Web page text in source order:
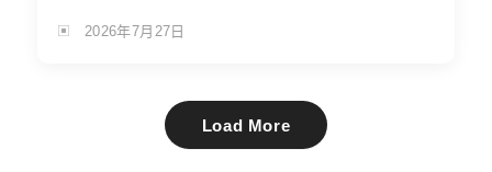
2026年7月27日
Load More